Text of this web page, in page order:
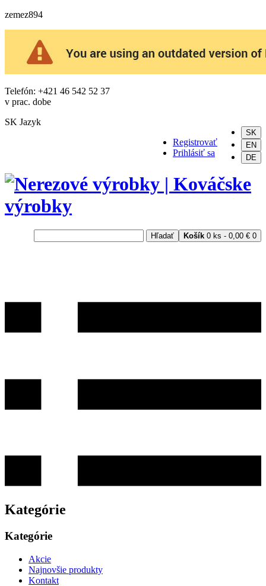
zemez894
Telefón: +421 46 542 52 37
v prac. dobe
SK Jazyk
SK
EN
DE
Registrovať
Prihlásiť sa
Košík 0 ks - 0,00 € 0
Hľadať
Kategórie
Kategórie
Akcie
Najnovšie produkty
Kontakt